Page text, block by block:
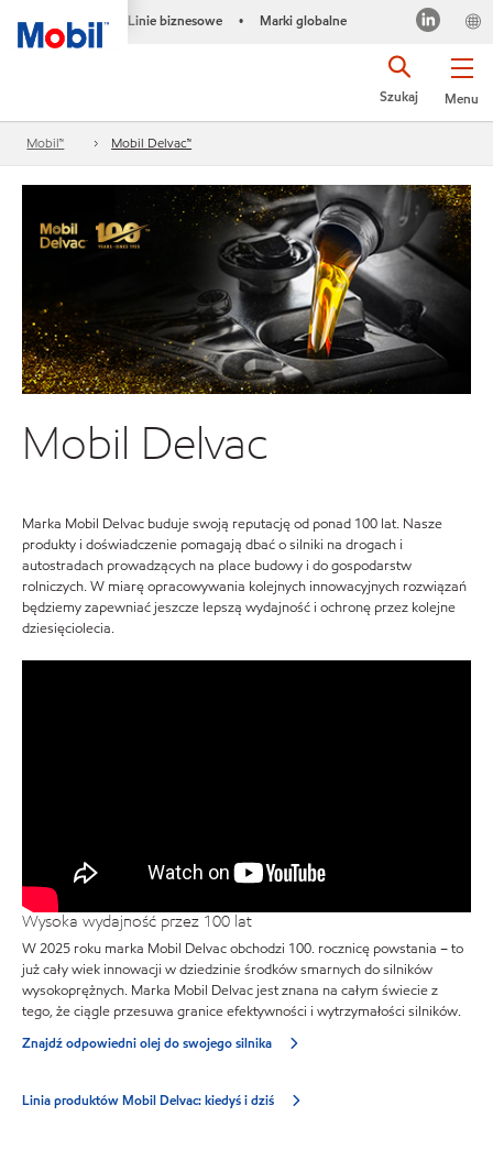
Linie biznesowe • Marki globalne
Menu
Szukaj
Mobil™ Mobil Delvac™
Mobil Delvac
Marka Mobil Delvac buduje swoją reputację od ponad 100 lat. Nasze
produkty i doświadczenie pomagają dbać o silniki na drogach i
autostradach prowadzących na place budowy i do gospodarstw
rolniczych. W miarę opracowywania kolejnych innowacyjnych rozwiązań
będziemy zapewniać jeszcze lepszą wydajność i ochronę przez kolejne
dziesięciolecia.
Wysoka wydajność przez 100 lat
W 2025 roku marka Mobil Delvac obchodzi 100. rocznicę powstania – to
już cały wiek innowacji w dziedzinie środków smarnych do silników
wysokoprężnych. Marka Mobil Delvac jest znana na całym świecie z
tego, że ciągle przesuwa granice efektywności i wytrzymałości silników.
Znajdź odpowiedni olej do swojego silnika
Linia produktów Mobil Delvac: kiedyś i dziś